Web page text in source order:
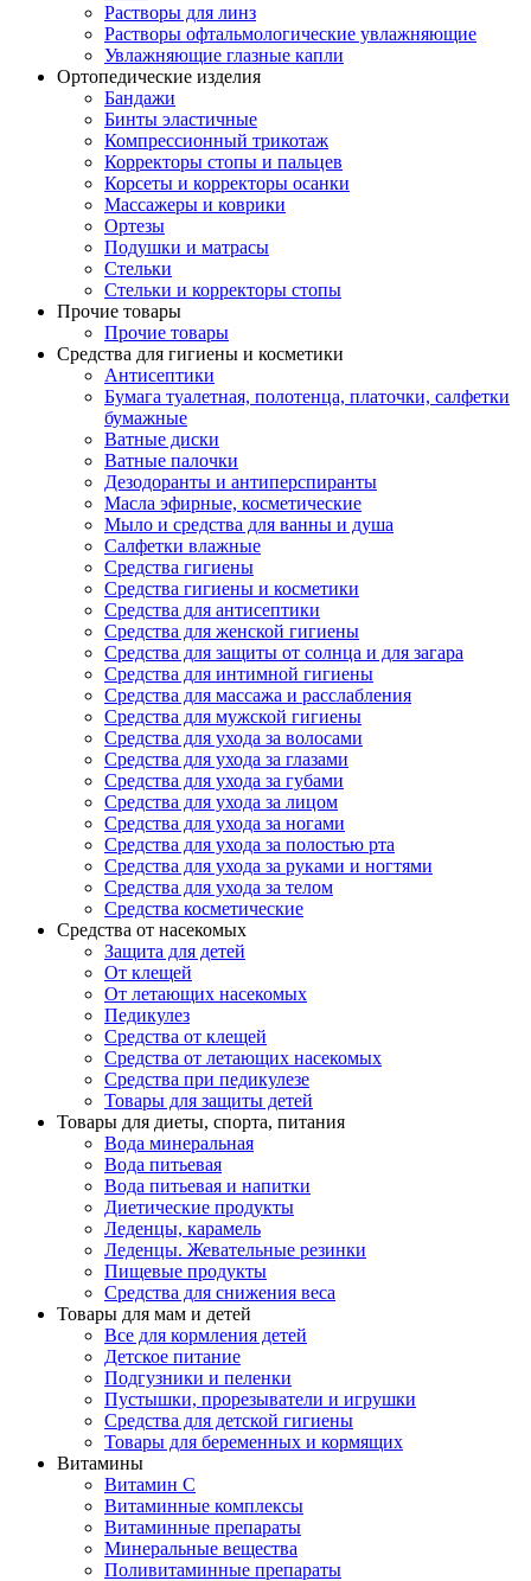
Растворы для линз
Растворы офтальмологические увлажняющие
Увлажняющие глазные капли
Ортопедические изделия
Бандажи
Бинты эластичные
Компрессионный трикотаж
Корректоры стопы и пальцев
Корсеты и корректоры осанки
Массажеры и коврики
Ортезы
Подушки и матрасы
Стельки
Стельки и корректоры стопы
Прочие товары
Прочие товары
Средства для гигиены и косметики
Антисептики
Бумага туалетная, полотенца, платочки, салфетки
бумажные
Ватные диски
Ватные палочки
Дезодоранты и антиперспиранты
Масла эфирные, косметические
Мыло и средства для ванны и душа
Салфетки влажные
Средства гигиены
Средства гигиены и косметики
Средства для антисептики
Средства для женской гигиены
Средства для защиты от солнца и для загара
Средства для интимной гигиены
Средства для массажа и расслабления
Средства для мужской гигиены
Средства для ухода за волосами
Средства для ухода за глазами
Средства для ухода за губами
Средства для ухода за лицом
Средства для ухода за ногами
Средства для ухода за полостью рта
Средства для ухода за руками и ногтями
Средства для ухода за телом
Средства косметические
Средства от насекомых
Защита для детей
От клещей
От летающих насекомых
Педикулез
Средства от клещей
Средства от летающих насекомых
Средства при педикулезе
Товары для защиты детей
Товары для диеты, спорта, питания
Вода минеральная
Вода питьевая
Вода питьевая и напитки
Диетические продукты
Леденцы, карамель
Леденцы. Жевательные резинки
Пищевые продукты
Средства для снижения веса
Товары для мам и детей
Все для кормления детей
Детское питание
Подгузники и пеленки
Пустышки, прорезыватели и игрушки
Средства для детской гигиены
Товары для беременных и кормящих
Витамины
Витамин С
Витаминные комплексы
Витаминные препараты
Минеральные вещества
Поливитаминные препараты